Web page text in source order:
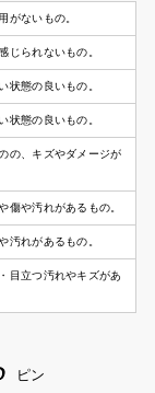
がないもの。
じられないもの。
状態の良いもの。
状態の良いもの。
の、キズやダメージが
傷や汚れがあるもの。
汚れがあるもの。
目立つ汚れやキズがあ
ピン